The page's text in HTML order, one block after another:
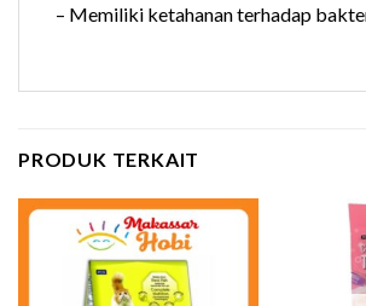
– Memiliki ketahanan terhadap
PRODUK TERKAIT